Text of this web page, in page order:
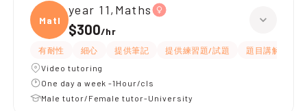
Maths
year 11,Maths
$300/hr
有耐性 細心 提供筆記 提供練習題/試題 題目講解
Video tutoring
One day a week -1Hour/cls
Male tutor/Female tutor-University